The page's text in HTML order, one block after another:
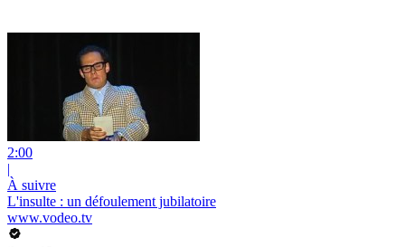
2:00
|
À suivre
L'insulte : un défoulement jubilatoire
www.vodeo.tv